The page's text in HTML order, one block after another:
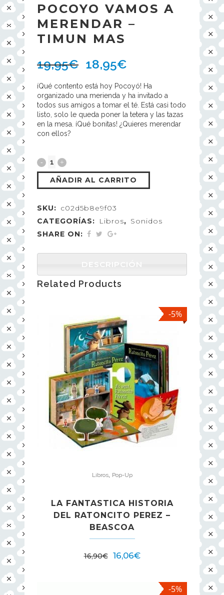
POCOYO VAMOS A
MERENDAR –
TIMUN MAS
19,95€ 18,95€
íQué contento está hoy Pocoyó! Ha
organizado una merienda y ha invitado a
todos sus amigos a tomar el té. Está casi todo
listo, solo le queda poner la tetera y las tazas
en la mesa. íQué bonitas! ¿Quieres merendar
con ellos?
AÑADIR AL CARRITO
SKU: c02d5b8e9f03
CATEGORÍAS:
Libros, Sonidos
SHARE ON:
DESCRIPCIÓN
Related Products
-5%
Libros, Pop-Up
LA FANTASTICA HISTORIA
DEL RATONCITO PEREZ –
BEASCOA
16,90€ 16,06€
-5%